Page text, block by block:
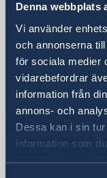
Denna webbplats
Vi använder
och annonserna
för sociala medier
vidarebefordrar
information från
annons- och
Dessa kan i sin
information som
samlat in när du
Sveriges
Besöksadress
Park
Cliniques
Postadress